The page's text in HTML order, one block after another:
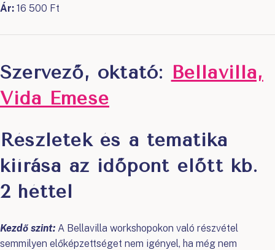
Ár: 16 500 Ft
Szervező, oktató: Bellavilla,
Vida Emese
Részletek és a tematika
kiírása az időpont előtt kb.
2 héttel
Kezdő szint: A Bellavilla workshopokon való részvétel
semmilyen előképzettséget nem igényel, ha még nem